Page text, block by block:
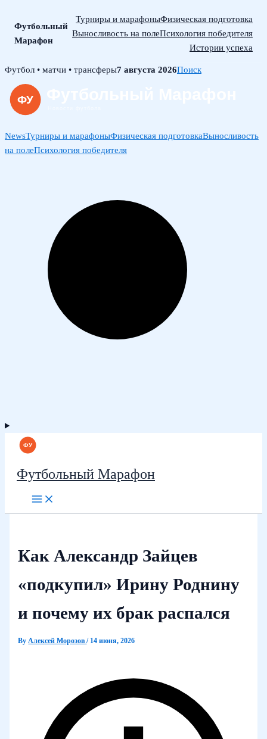
Футбольный
Марафон
Турниры и марафоныФизическая подготовка
Выносливость на полеПсихология победителя
Истории успеха
Skip
content
Футбол • матчи • трансферы7 августа 2026Поиск
NewsТурниры и марафоныФизическая подготовкаВыносливость
на полеПсихология победителя
Футбольный Марафон
Как Александр Зайцев
«подкупил» Ирину Роднину
и почему их брак распался
By Алексей Морозов/ 14 июня, 2026